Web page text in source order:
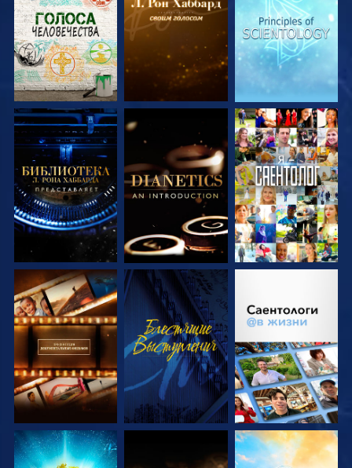
ПЕРЕДАЧИ
ПЕРЕДАЧИ
ПЕРЕДАЧИ
СМОТРЕТЬ
ПЕРЕДАЧИ
СМОТРЕТЬ
ПЕРЕДАЧИ
СМОТРЕТЬ
СМОТРЕТЬ
ПЕРЕДАЧИ
СМОТРЕТЬ
СМОТРЕТЬ